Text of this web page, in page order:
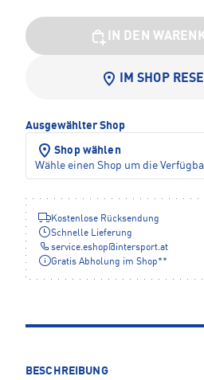
IN DEN
IM SHOP
Ausgewählter Shop
Shop wählen
Wähle einen Shop um die
Kostenlose Rücksendung
Schnelle Lieferung
service.eshop@ intersport.at
Gratis Abholung im Shop**
BESCHREIBUNG